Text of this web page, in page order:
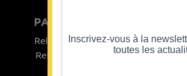
PARTICULIER
Relooking homme
Relooking femme
Inscrivez-vous à la
toutes les